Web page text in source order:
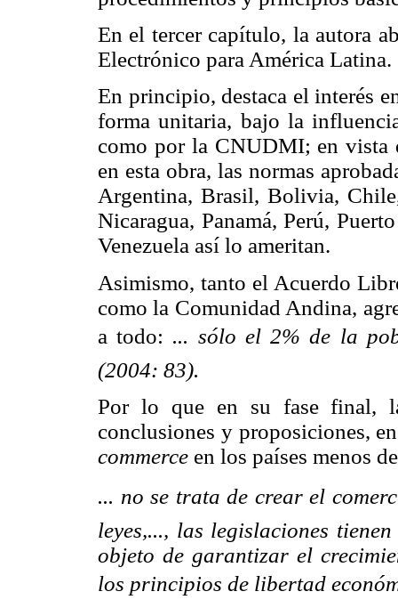
En el tercer capítulo, la autora
Electrónico para América Latina.
En principio, destaca el interés
forma unitaria, bajo la
como por la CNUDMI; en vista
en esta obra, las normas
Argentina, Brasil, Bolivia,
Nicaragua, Panamá, Perú,
Venezuela así lo ameritan.
Asimismo, tanto el Acuerdo
como la Comunidad Andina,
a todo: ... sólo el 2% de la
(2004: 83).
Por lo que en su fase final,
conclusiones y proposiciones,
commerce en los países menos
... no se trata de crear el
leyes,..., las legislaciones
objeto de garantizar el
los principios de libertad